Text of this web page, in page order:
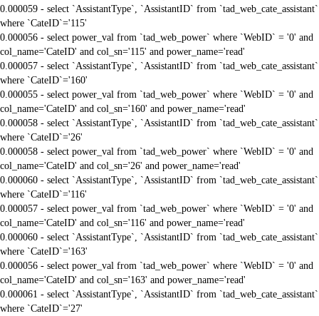
0.000059 - select `AssistantType`, `AssistantID` from `tad_web_cate_assistant`
where `CateID`='115'
0.000056 - select power_val from `tad_web_power` where `WebID` = '0' and
col_name='CateID' and col_sn='115' and power_name='read'
0.000057 - select `AssistantType`, `AssistantID` from `tad_web_cate_assistant`
where `CateID`='160'
0.000055 - select power_val from `tad_web_power` where `WebID` = '0' and
col_name='CateID' and col_sn='160' and power_name='read'
0.000058 - select `AssistantType`, `AssistantID` from `tad_web_cate_assistant`
where `CateID`='26'
0.000058 - select power_val from `tad_web_power` where `WebID` = '0' and
col_name='CateID' and col_sn='26' and power_name='read'
0.000060 - select `AssistantType`, `AssistantID` from `tad_web_cate_assistant`
where `CateID`='116'
0.000057 - select power_val from `tad_web_power` where `WebID` = '0' and
col_name='CateID' and col_sn='116' and power_name='read'
0.000060 - select `AssistantType`, `AssistantID` from `tad_web_cate_assistant`
where `CateID`='163'
0.000056 - select power_val from `tad_web_power` where `WebID` = '0' and
col_name='CateID' and col_sn='163' and power_name='read'
0.000061 - select `AssistantType`, `AssistantID` from `tad_web_cate_assistant`
where `CateID`='27'